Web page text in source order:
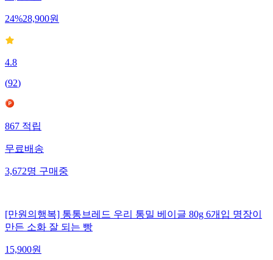
24%28,900원
4.8
(92)
867 적립
무료배송
3,672명 구매중
[만원의행복] 통통브레드 우리 통밀 베이글 80g 6개입 명장이
만든 소화 잘 되는 빵
15,900원